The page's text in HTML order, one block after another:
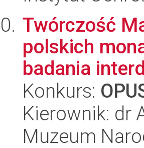
Twórczość
polskich
badania
Konkurs:
Kierownik: dr
Muzeum